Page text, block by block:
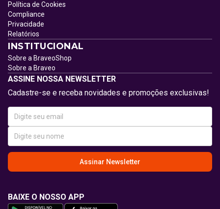
Política de Cookies
Compliance
Privacidade
Relatórios
INSTITUCIONAL
Sobre a BraveoShop
Sobre a Braveo
ASSINE NOSSA NEWSLETTER
Cadastre-se e receba novidades e promoções exclusivas!
Assinar Newsletter
BAIXE O NOSSO APP